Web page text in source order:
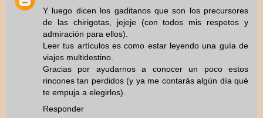
Y luego dicen los gaditanos que son los precursores
de las chirigotas, jejeje (con todos mis respetos y
admiración para ellos).
Leer tus artículos es como estar leyendo una guía de
viajes multidestino.
Gracias por ayudarnos a conocer un poco estos
rincones tan perdidos (y ya me contarás algún día qué
te empuja a elegirlos).
Responder